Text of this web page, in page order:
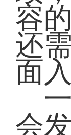
容
还
面
一
会